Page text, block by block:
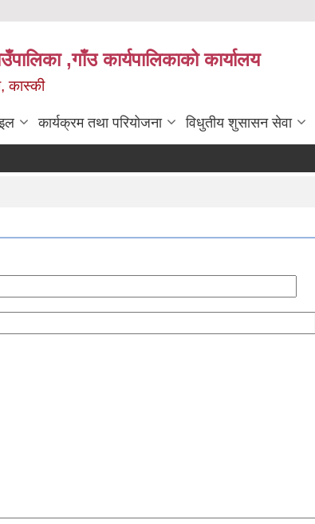
,गाँउ कार्यपालिकाको कार्यालय
कास्की
कार्यक्रम तथा परियोजना विधुतीय शुसासन सेवा